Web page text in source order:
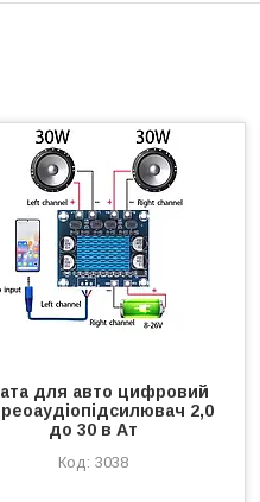
для авто цифровий
2,0
до 30 в Ат
3038